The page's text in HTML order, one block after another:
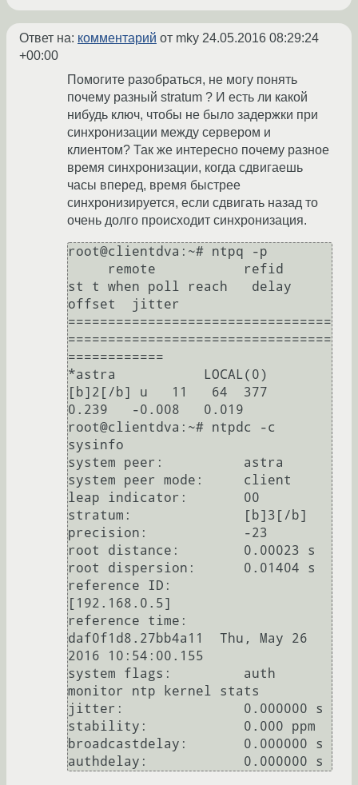
Ответ на: комментарий от mky 24.05.2016 08:29:24
+00:00
Помогите разобраться, не могу понять
почему разный stratum ? И есть ли какой
нибудь ключ, чтобы не было задержки при
синхронизации между сервером и
клиентом? Так же интересно почему разное
время синхронизации, когда сдвигаешь
часы вперед, время быстрее
синхронизируется, если сдвигать назад то
очень долго происходит синхронизация.
root@clientdva:~# ntpq -p
st t when poll reach   delay
offset  jitter
=================================
=================================
============
*astra           LOCAL(0)
[b]2[/b] u   11   64  377
0.239   -0.008   0.019
root@clientdva:~# ntpdc -c
sysinfo
system peer:          astra
system peer mode:     client
leap indicator:       00
stratum:              [b]3[/b]
precision:            -23
root distance:        0.00023 s
root dispersion:      0.01404 s
reference ID:
[192.168.0.5]
reference time:
daf0f1d8.27bb4a11  Thu, May 26
2016 10:54:00.155
system flags:         auth
monitor ntp kernel stats
jitter:               0.000000 s
stability:            0.000 ppm
broadcastdelay:       0.000000 s